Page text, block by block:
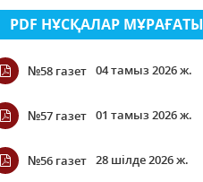
PDF НҰСҚАЛАР МҰРАҒАТЫ
№58 газет 04 тамыз 2026 ж.
№57 газет 01 тамыз 2026 ж.
№56 газет 28 шілде 2026 ж.